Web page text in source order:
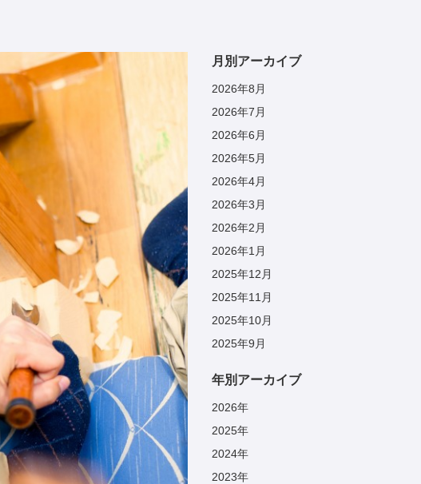
月別アーカイブ
2026年8月
2026年7月
2026年6月
2026年5月
2026年4月
2026年3月
2026年2月
2026年1月
2025年12月
2025年11月
2025年10月
2025年9月
年別アーカイブ
2026年
2025年
2024年
2023年